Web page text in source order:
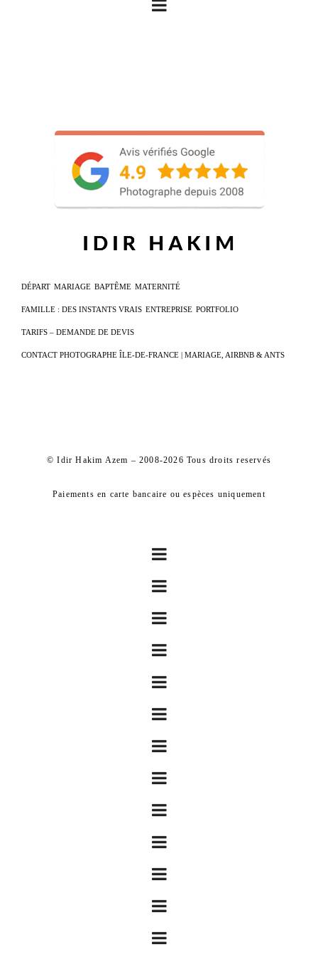
DÉPART MARIAGE BAPTÊME MATERNITÉ
FAMILLE : DES INSTANTS VRAIS ENTREPRISE PORTFOLIO
TARIFS – DEMANDE DE DEVIS
CONTACT PHOTOGRAPHE ÎLE-DE-FRANCE | MARIAGE, AIRBNB & ANTS
© Idir Hakim Azem – 2008-2026 Tous droits reservés
Paiements en carte bancaire ou espèces uniquement